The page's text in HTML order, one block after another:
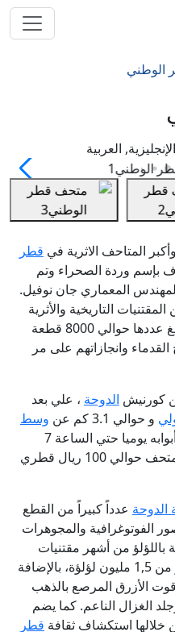
الوطني
الإنجليزية, العربية
المتاحف الاثرية في قطر
بإسم وردة الصحراء وتم
بتصميمه المهندس المعماري جان نوفيل.
التاريخية والأثرية
الثمينة والفريدة من نوعها والتي يبلغ عددها حوالي 8000 قطعة
وانجازاتهم على مر
كورنيش الدوحة ، علي بعد
و حوالي 3.1 كم عن
وسط
. ويفتح متحف قطر الدولي أبوابه يوميا حتي الساعة 7
مساءا وتبلغ سعر تذكرة الدخول للمتحف حوالي 100 ريال قطري
الدوحة عدداً كبيراً من القطع
الفوتوغرافية والمجوهرات
باللؤلؤ من أشهر مقتنيات
المتحف ، وتتألف السجادة من أكثر من 1,5 مليون لؤلؤة، بالإضافة
الأزرق المرصع بالذهب
الغزال الناعم. كما يضم
قطر